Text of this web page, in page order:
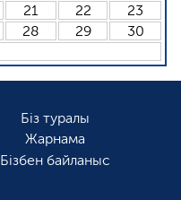
21 22
23
28 29
30
Біз туралы
Жарнама
Бізбен байланыс